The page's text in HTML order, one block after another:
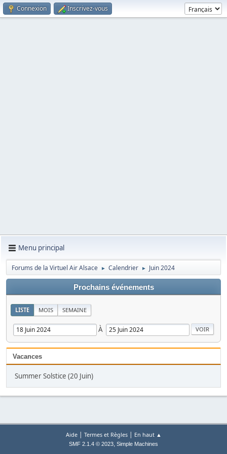
Connexion Inscrivez-vous
Menu principal
Forums de la Virtuel Air Alsace ► Calendrier ► Juin 2024
Prochains événements
LISTE MOIS SEMAINE
À
Vacances
Summer Solstice (20 Juin)
Aide| Termes et Règles| En haut ▲
SMF 2.1.4 © 2023, Simple Machines